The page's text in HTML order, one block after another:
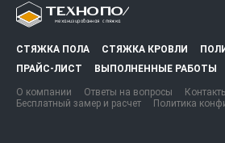
СТЯЖКА ПОЛА СТЯЖКА КРОВЛИ
ПРАЙС-ЛИСТ
ВЫПОЛНЕННЫЕ РАБОТЫ
О компании Ответы на вопросы
Бесплатный замер и расчет
Политика